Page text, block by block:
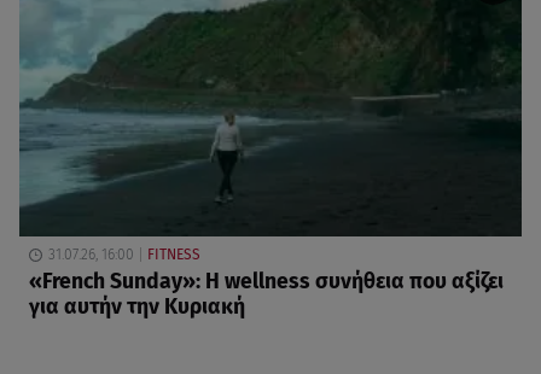
31.07.26, 16:00 FITNESS
«French Sunday»: Η wellness συνήθεια που αξίζει
για αυτήν την Κυριακή